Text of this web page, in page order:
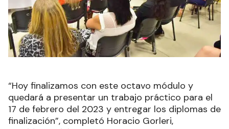
“Hoy finalizamos con este octavo módulo y
quedará a presentar un trabajo práctico para el
17 de febrero del 2023 y entregar los diplomas de
finalización”, completó Horacio Gorleri,